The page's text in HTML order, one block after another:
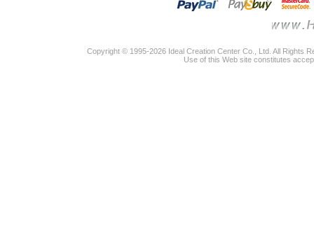
Copyright © 1995-2026 Ideal Creation Center Co., Ltd. All Rights
Use of this Web site constitutes